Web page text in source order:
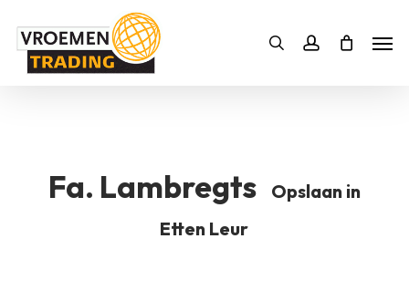
Zoekenaccount
Bestelling SLUITEN
Fa. Lambregts
Opslaan in
Etten Leur